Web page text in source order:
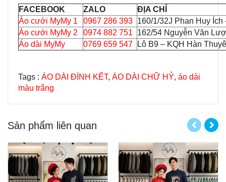
FACEBOOK ZALO
ĐỊA CHỈ
Áo cưới MyMy 1
0967 286 393 160/1/32J Phan Huy
Áo cưới MyMy 2
0974 882 751
162/54 Nguyễn Văn
Áo dài MyMy
0769 659 547 Lô B9 – KQH Hàn
Tags : ÁO DÀI ĐÍNH KẾT, ÁO DÀI CHỮ HỶ, áo dài
màu trắng
Sản phẩm liên quan